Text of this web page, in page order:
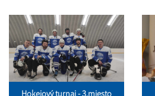
Hokejový turnaj - 3.miesto